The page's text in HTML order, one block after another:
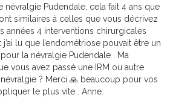
névralgie Pudendale, cela fait 4 ans que
similaires à celles que vous décrivez
années 4 interventions chirurgicales
lu que l’endométriose pouvait être un
la névralgie Pudendale . Ma
vous avez passé une IRM ou autre
? Merci 🙏 beaucoup pour vos
le plus vite . Anne.